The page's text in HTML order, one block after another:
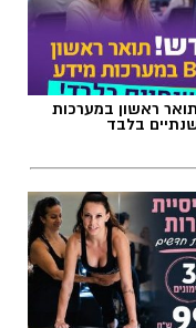
הפלאות
ראשון במערכות
בלבד